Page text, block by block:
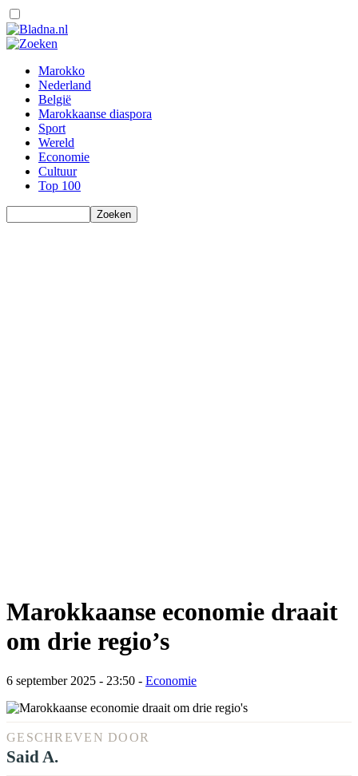
Marokko
Nederland
België
Marokkaanse diaspora
Sport
Wereld
Economie
Cultuur
Top 100
Marokkaanse economie draait
om drie regio’s
6 september 2025 - 23:50 - Economie
GESCHREVEN DOOR
Said A.